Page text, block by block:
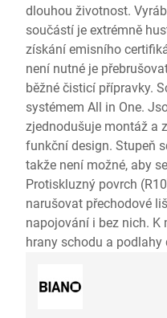
dlouhou životnost.
součástí je extrémně
získání emisního
není nutné je
běžné čisticí přípravky.
systémem All in One.
zjednodušuje montáž a
funkční design. Stupeň
takže není možné, aby
Protiskluzný povrch
narušovat přechodové
napojování i bez nich.
hrany schodu a